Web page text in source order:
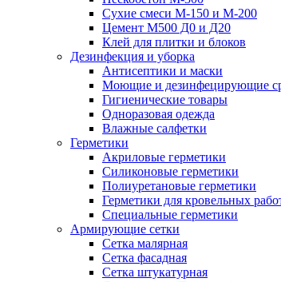
Сухие смеси М-150 и М-200
Цемент М500 Д0 и Д20
Клей для плитки и блоков
Дезинфекция и уборка
Антисептики и маски
Моющие и дезинфецирующие
Гигиенические товары
Одноразовая одежда
Влажные салфетки
Герметики
Акриловые герметики
Силиконовые герметики
Полиуретановые герметики
Герметики для кровельных
Специальные герметики
Армирующие сетки
Сетка малярная
Сетка фасадная
Сетка штукатурная